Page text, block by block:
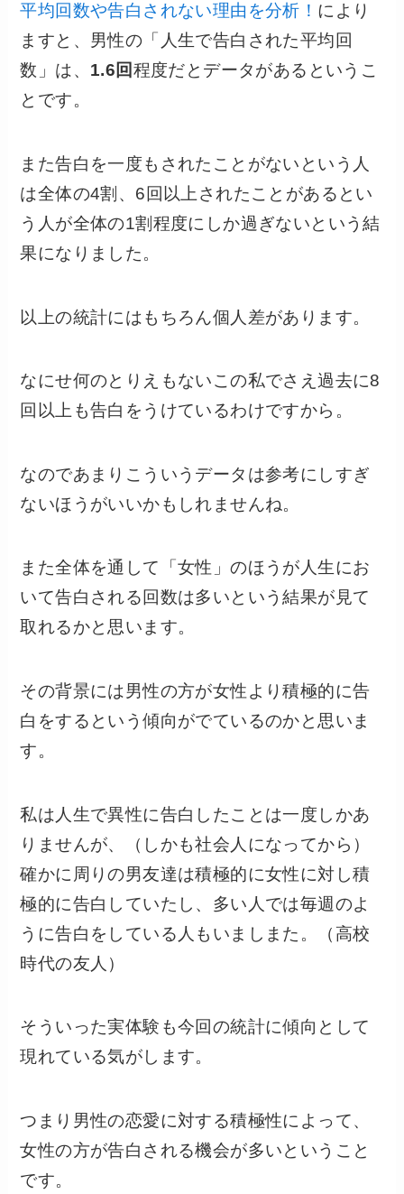
平均回数や告白されない理由を分析！ により
ますと、男性の「人生で告白された平均回
数」は、 1.6回程度だとデータがあるというこ
とです。
また告白を一度もされたことがないという人
は全体の4割、6回以上されたことがあるとい
う人が全体の1割程度にしか過ぎないという結
果になりました。
以上の統計にはもちろん個人差があります。
なにせ何のとりえもないこの私でさえ過去に8
回以上も告白をうけているわけですから。
なのであまりこういうデータは参考にしすぎ
ないほうがいいかもしれませんね。
また全体を通して「女性」のほうが人生にお
いて告白される回数は多いという結果が見て
取れるかと思います。
その背景には男性の方が女性より積極的に告
白をするという傾向がでているのかと思いま
す。
私は人生で異性に告白したことは一度しかあ
りませんが、（しかも社会人になってから）
確かに周りの男友達は積極的に女性に対し積
極的に告白していたし、多い人では毎週のよ
うに告白をしている人もいましまた。（高校
時代の友人）
そういった実体験も今回の統計に傾向として
現れている気がします。
つまり男性の恋愛に対する積極性によって、
女性の方が告白される機会が多いということ
です。